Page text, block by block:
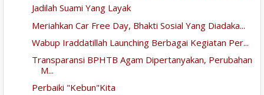
Jadilah Suami Yang Layak
Meriahkan Car Free Day, Bhakti Sosial Yang Diadaka...
Wabup Iraddatillah Launching Berbagai Kegiatan Per...
Transparansi BPHTB Agam Dipertanyakan, Perubahan
M...
Perbaiki "Kebun"Kita